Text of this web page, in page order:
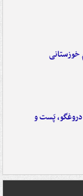
خوزستانی
دروغگو، پَست‌ و